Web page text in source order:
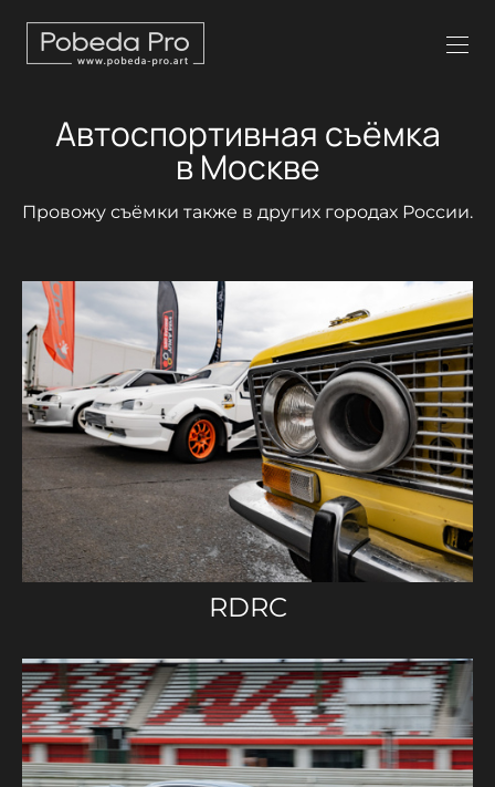
Автоспортивная съёмка
в Москве
Провожу съёмки также в других городах России.
RDRC